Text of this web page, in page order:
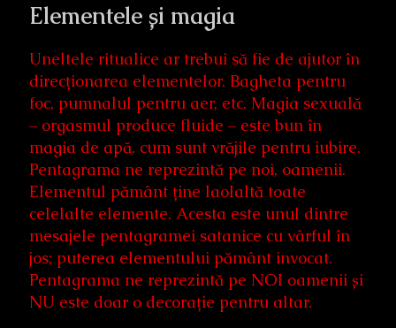
Elementele și magia
Uneltele ritualice ar trebui să fie de ajutor în
direcționarea elementelor. Bagheta pentru
foc, pumnalul pentru aer, etc. Magia sexuală
– orgasmul produce fluide – este bun în
magia de apă, cum sunt vrăjile pentru iubire.
Pentagrama ne reprezintă pe noi, oamenii.
Elementul pământ ține laolaltă toate
celelalte elemente. Acesta este unul dintre
mesajele pentagramei satanice cu vârful în
jos; puterea elementului pământ invocat.
Pentagrama ne reprezintă pe NOI oamenii și
NU este doar o decorație pentru altar.